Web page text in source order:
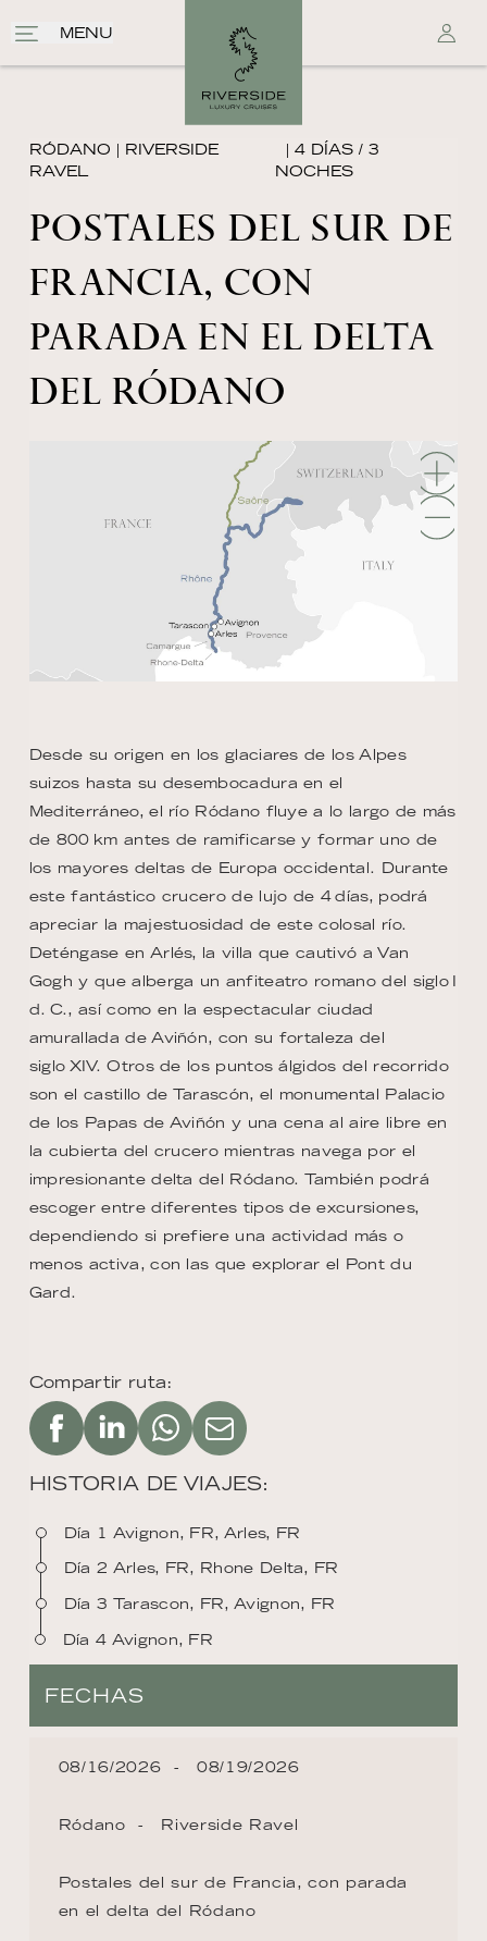
MENU
RÓDANO | RIVERSIDE
RAVEL
| 4 DÍAS / 3
NOCHES
POSTALES DEL SUR DE
FRANCIA, CON
PARADA EN EL DELTA
DEL RÓDANO
Compartir ruta:
HISTORIA DE VIAJES:
Día 1 Avignon, FR, Arles, FR
Día 2 Arles, FR, Rhone Delta, FR
Día 3 Tarascon, FR, Avignon, FR
Día 4 Avignon, FR
Desde su origen en los glaciares de los Alpes
suizos hasta su desembocadura en el
Mediterráneo, el río Ródano fluye a lo largo de más
de 800 km antes de ramificarse y formar uno de
los mayores deltas de Europa occidental. Durante
este fantástico crucero de lujo de 4 días, podrá
apreciar la majestuosidad de este colosal río.
Deténgase en Arlés, la villa que cautivó a Van
Gogh y que alberga un anfiteatro romano del siglo I
d. C., así como en la espectacular ciudad
amurallada de Aviñón, con su fortaleza del
siglo XIV. Otros de los puntos álgidos del recorrido
son el castillo de Tarascón, el monumental Palacio
de los Papas de Aviñón y una cena al aire libre en
la cubierta del crucero mientras navega por el
impresionante delta del Ródano. También podrá
escoger entre diferentes tipos de excursiones,
dependiendo si prefiere una actividad más o
menos activa, con las que explorar el Pont du
Gard.
FECHAS
08/16/2026 08/19/2026
Ródano Riverside Ravel
Postales del sur de Francia, con parada
en el delta del Ródano